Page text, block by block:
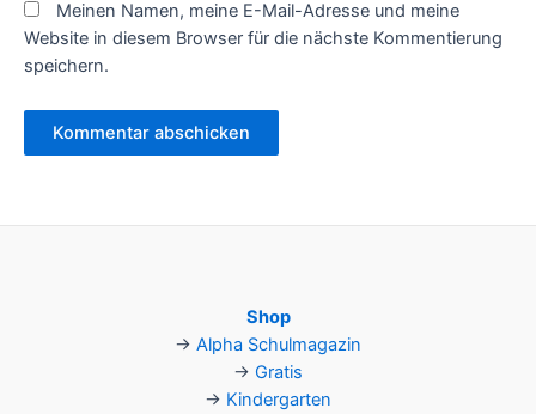
Meinen Namen, meine E-Mail-Adresse und meine
Website in diesem Browser für die nächste Kommentierung
speichern.
Shop
→ Alpha Schulmagazin
→ Gratis
→ Kindergarten